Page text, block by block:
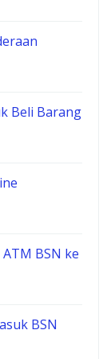
Beli Barang
BSN ke
BSN